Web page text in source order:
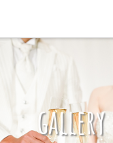
gallery